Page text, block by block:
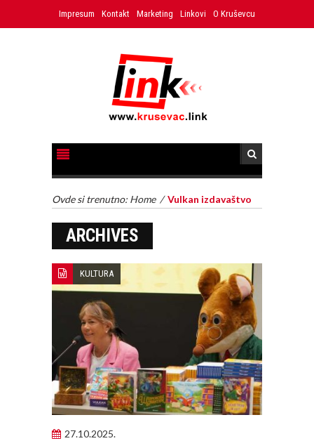
Impresum Kontakt Marketing Linkovi O Kruševcu
Ovde si trenutno: Home /Vulkan izdavaštvo
ARCHIVES
KULTURA
27.10.2025.